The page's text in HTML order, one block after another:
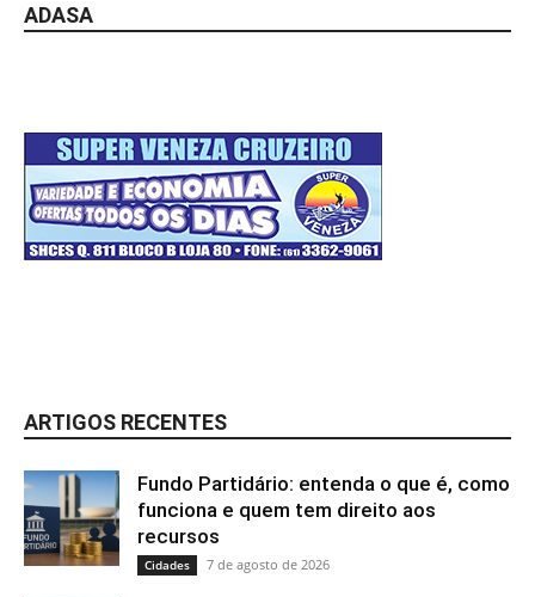
ADASA
ARTIGOS RECENTES
Fundo Partidário: entenda o que é, como
funciona e quem tem direito aos
recursos
Cidades 7 de agosto de 2026